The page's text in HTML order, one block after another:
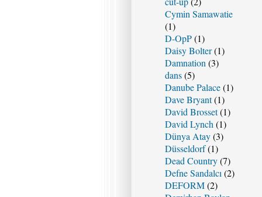
Cymin Samawatie
(1)
D-OpP(1)
Daisy Bolter(1)
Damnation (3)
dans(5)
Danube Palace(1)
Dave Bryant(1)
David Brosset(1)
David Lynch (1)
Dünya Atay(3)
Düsseldorf(1)
Dead Country(7)
Defne Sandalcı (2)
DEFORM(2)